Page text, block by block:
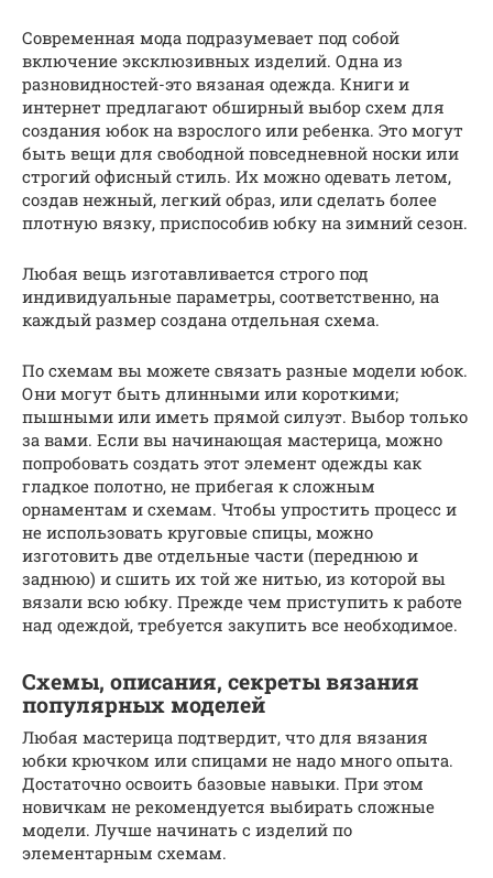
Современная мода подразумевает под собой
включение эксклюзивных изделий. Одна из
разновидностей-это вязаная одежда. Книги и
интернет предлагают обширный выбор схем для
создания юбок на взрослого или ребенка. Это могут
быть вещи для свободной повседневной носки или
строгий офисный стиль. Их можно одевать летом,
создав нежный, легкий образ, или сделать более
плотную вязку, приспособив юбку на зимний сезон.
Любая вещь изготавливается строго под
индивидуальные параметры, соответственно, на
каждый размер создана отдельная схема.
По схемам вы можете связать разные модели юбок.
Они могут быть длинными или короткими;
пышными или иметь прямой силуэт. Выбор только
за вами. Если вы начинающая мастерица, можно
попробовать создать этот элемент одежды как
гладкое полотно, не прибегая к сложным
орнаментам и схемам. Чтобы упростить процесс и
не использовать круговые спицы, можно
изготовить две отдельные части (переднюю и
заднюю) и сшить их той же нитью, из которой вы
вязали всю юбку. Прежде чем приступить к работе
над одеждой, требуется закупить все необходимое.
Схемы, описания, секреты вязания
популярных моделей
Любая мастерица подтвердит, что для вязания
юбки крючком или спицами не надо много опыта.
Достаточно освоить базовые навыки. При этом
новичкам не рекомендуется выбирать сложные
модели. Лучше начинать с изделий по
элементарным схемам.